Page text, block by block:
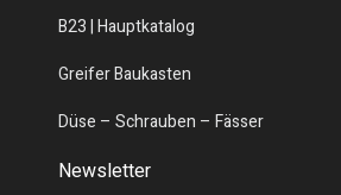
B23 | Hauptkatalog
Greifer Baukasten
Düse – Schrauben – Fässer
Newsletter